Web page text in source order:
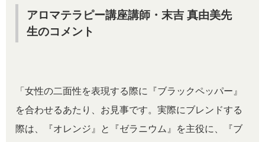
アロマテラピー講座講師・末吉 真由美先
生のコメント
「女性の二面性を表現する際に『ブラックペッパー』
を合わせるあたり、お見事です。実際にブレンドする
際は、『オレンジ』と『ゼラニウム』を主役に、『ブ